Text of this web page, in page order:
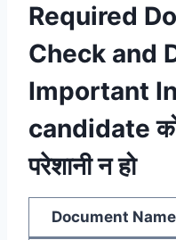
Required
Check and
Important
candidate को
परेशानी न हो
Document Name